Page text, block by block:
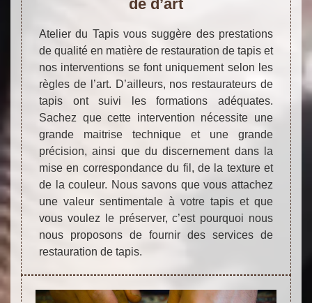
de d’art
Atelier du Tapis vous suggère des prestations
de qualité en matière de restauration de tapis et
nos interventions se font uniquement selon les
règles de l’art. D’ailleurs, nos restaurateurs de
tapis ont suivi les formations adéquates.
Sachez que cette intervention nécessite une
grande maitrise technique et une grande
précision, ainsi que du discernement dans la
mise en correspondance du fil, de la texture et
de la couleur. Nous savons que vous attachez
une valeur sentimentale à votre tapis et que
vous voulez le préserver, c’est pourquoi nous
nous proposons de fournir des services de
restauration de tapis.